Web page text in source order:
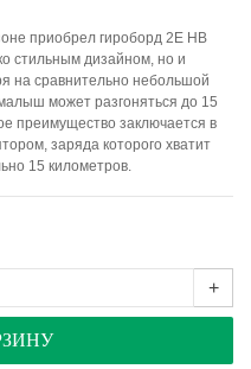
приобрел гироборд 2Е HB
стильным дизайном, но и
на сравнительно небольшой
может разгоняться до 15
преимущество заключается в
заряда которого хватит
15 километров.
+